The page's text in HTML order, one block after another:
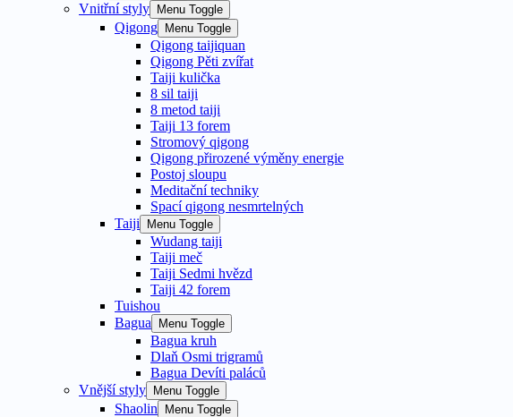
Vnitřní styly Menu Toggle
Qigong Menu Toggle
Qigong taijiquan
Qigong Pěti zvířat
Taiji kulička
8 sil taiji
8 metod taiji
Taiji 13 forem
Stromový qigong
Qigong přirozené výměny energie
Postoj sloupu
Meditační techniky
Spací qigong nesmrtelných
Taiji
Menu Toggle
Wudang taiji
Taiji meč
Taiji Sedmi hvězd
Taiji 42 forem
Tuishou
Bagua
Menu Toggle
Bagua kruh
Dlaň Osmi trigramů
Bagua Devíti paláců
Vnější styly
Menu Toggle
Shaolin Menu Toggle